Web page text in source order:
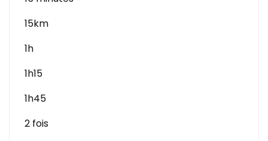
15km
1h
1h15
1h45
2 fois